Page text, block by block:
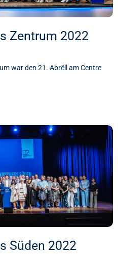
Zentrum 2022
war den 21. Abrëll am Centre
Süden 2022